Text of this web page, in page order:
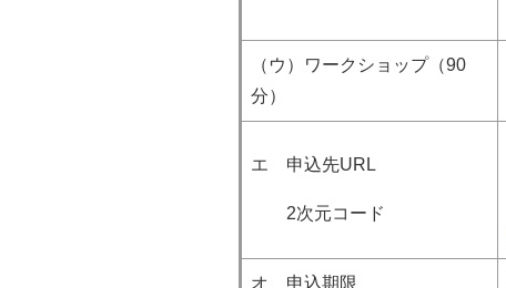
（ウ）ワークショップ（90
分）
エ 申込先URL
2次元コード
オ 申込期限